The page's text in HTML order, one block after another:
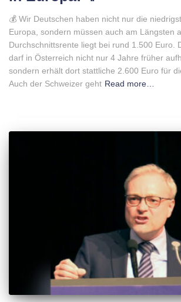
💰 Wir Deutschen haben nicht nur die
Europa, sondern müssen auch am Längsten
Durchschnittsrente liegt bei rund 1.500 Euro.
darf in Österreich nicht nur 4 Jahre früher
sondern erhält dort stattliche 2.600 Euro für
Auch der Schweizer geht Read more…